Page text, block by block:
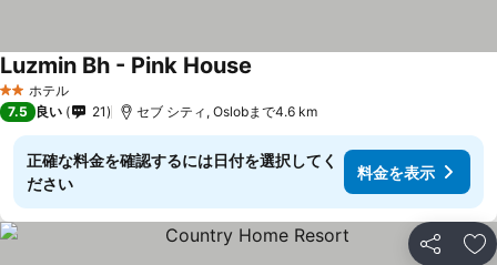
2 ホテルのランク
ホテル
Luzmin Bh - Pink House
7.5 良い 21 セブ シティ, Oslobまで4.6 km
正確な料金を確認するには日付を選択してく
ださい
料金を表示
シェア お